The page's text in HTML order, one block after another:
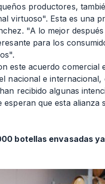
productores,
virtuoso". Esta es una
"A lo mejor
para los
este acuerdo comercial
nacional e
recibido algunas
esperan que esta alianza
botellas envasadas